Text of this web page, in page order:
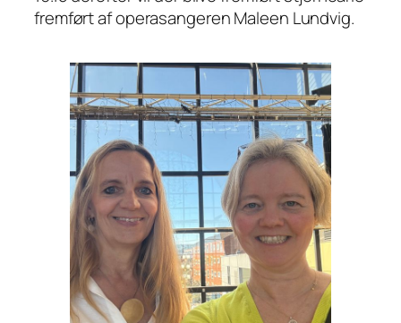
fremført af operasangeren Maleen Lundvig.